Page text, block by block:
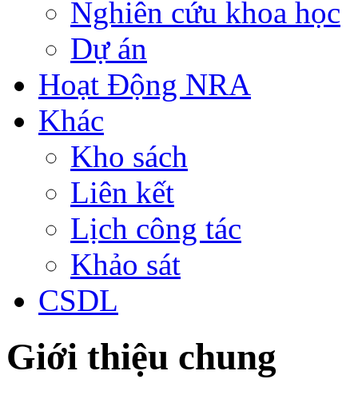
Nghiên cứu khoa học
Dự án
Hoạt Động NRA
Khác
Kho sách
Liên kết
Lịch công tác
Khảo sát
CSDL
Giới thiệu chung